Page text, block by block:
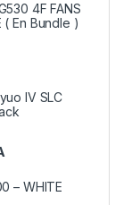
4F FANS
( En Bundle )
IV SLC
– WHITE